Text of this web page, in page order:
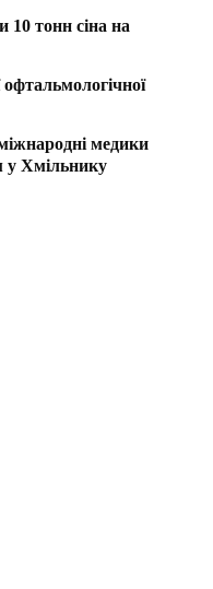
10 тонн сіна на
медики
у Хмільнику